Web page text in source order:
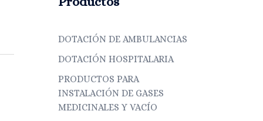
DOTACIÓN DE AMBULANCIAS
DOTACIÓN HOSPITALARIA
PRODUCTOS PARA
INSTALACIÓN DE GASES
MEDICINALES Y VACÍO